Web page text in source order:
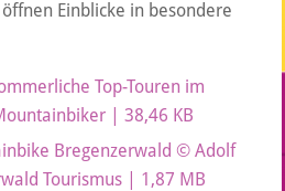
Einblicke in besondere
Top-Touren im
| 38,46 KB
Bregenzerwald © Adolf
Tourismus | 1,87 MB